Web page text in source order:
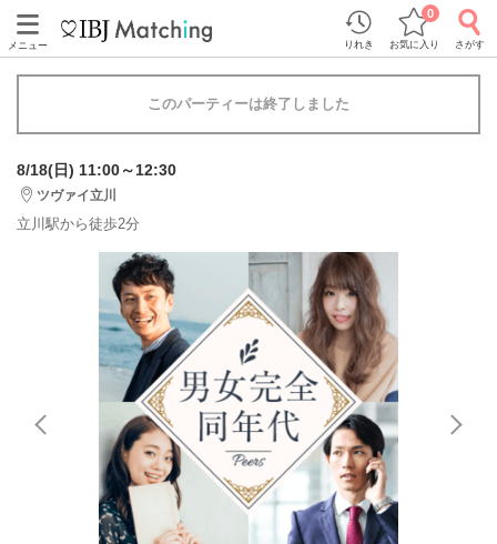
メニュー りれき お気に入り
0
さがす
このパーティーは終了しました
8/18(日) 11:00～12:30
ツヴァイ立川
立川駅から徒歩2分